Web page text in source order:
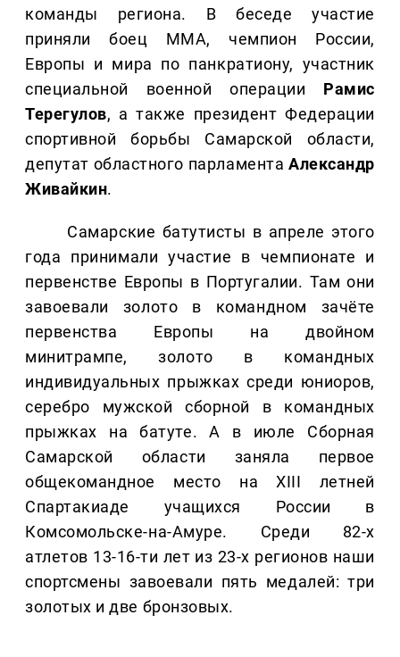
команды региона. В беседе участие
приняли боец ММА, чемпион России,
Европы и мира по панкратиону, участник
специальной военной операции Рамис
Терегулов, а также президент Федерации
спортивной борьбы Самарской области,
депутат областного парламентаАлександр
Живайкин.
Самарские батутисты в апреле этого
года принимали участие в чемпионате и
первенстве Европы в Португалии. Там они
завоевали золото в командном зачёте
первенства Европы на двойном
минитрампе, золото в командных
индивидуальных прыжках среди юниоров,
серебро мужской сборной в командных
прыжках на батуте. А в июле Сборная
Самарской области заняла первое
общекомандное место на XIII летней
Спартакиаде учащихся России в
Комсомольске-на-Амуре. Среди 82-х
атлетов 13-16-ти лет из 23-х регионов наши
спортсмены завоевали пять медалей: три
золотых и две бронзовых.